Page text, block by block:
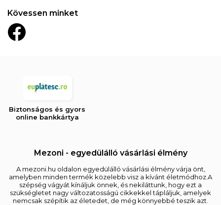
Kövessen minket
Biztonságos és gyors
online bankkártya
Mezoni - egyedülálló vásárlási élmény
A mezoni.hu oldalon egyedülálló vásárlási élmény várja önt,
amelyben minden termék közelebb visz a kívánt életmódhoz.A
szépség vágyát kínáljuk önnek, és nekiláttunk, hogy ezt a
szükségletet nagy változatosságú cikkekkel tápláljuk, amelyek
nemcsak szépítik az életedet, de még könnyebbé teszik azt.